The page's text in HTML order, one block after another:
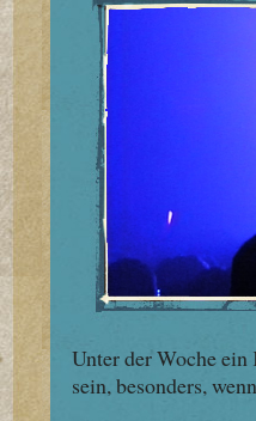
Unter der Woche ein
sein, besonders,